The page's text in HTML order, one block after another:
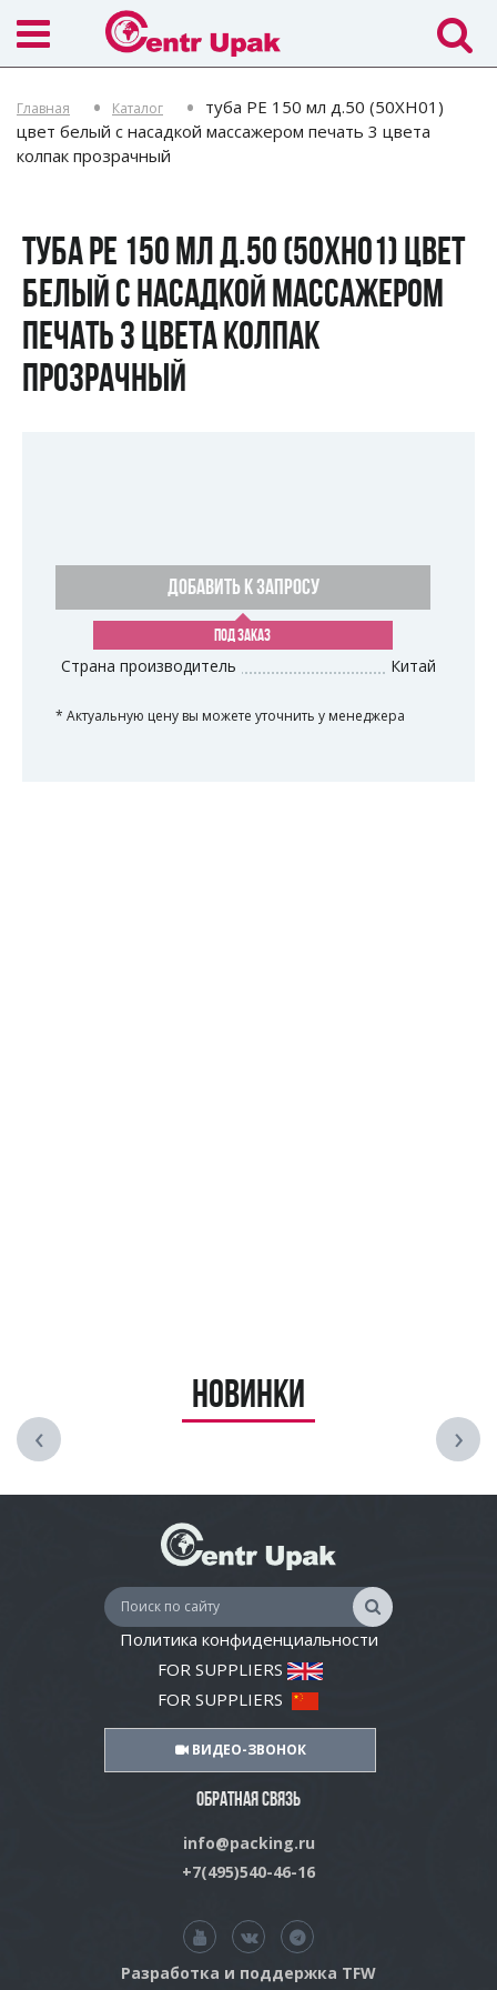
Главная Каталог
туба РЕ 150 мл д.50 (50XH01)
цвет белый с насадкой массажером печать 3 цвета
колпак прозрачный
ТУБА РЕ 150 МЛ Д.50 (50XH01) ЦВЕТ
БЕЛЫЙ С НАСАДКОЙ МАССАЖЕРОМ
ПЕЧАТЬ 3 ЦВЕТА КОЛПАК
ПРОЗРАЧНЫЙ
ДОБАВИТЬ К ЗАПРОСУ
ПОД ЗАКАЗ
Страна производитель Китай
* Актуальную цену вы можете уточнить у менеджера
Новинки
‹ ›
Политика конфиденциальности
FOR SUPPLIERS
FOR SUPPLIERS
ВИДЕО-ЗВОНОК
ОБРАТНАЯ СВЯЗЬ
info@packing.ru
+7(495)540-46-16
Разработка и поддержка TFW